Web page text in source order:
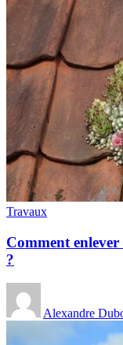
Travaux
Comment
?
Alexandre